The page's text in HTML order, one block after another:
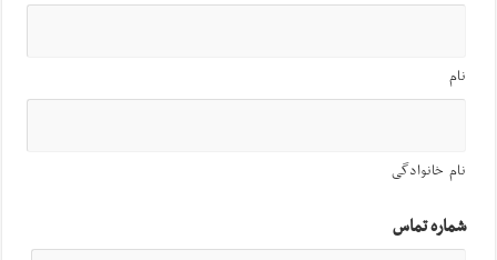
نام
نام خانوادگی
شماره تماس